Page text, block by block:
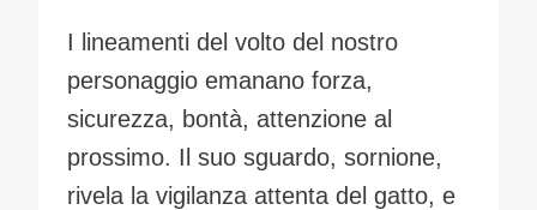
I lineamenti del volto del nostro
personaggio emanano forza,
sicurezza, bontà, attenzione al
prossimo. Il suo sguardo, sornione,
rivela la vigilanza attenta del gatto, e